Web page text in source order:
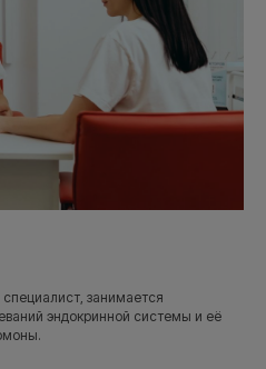
занимается
эндокринной системы и её